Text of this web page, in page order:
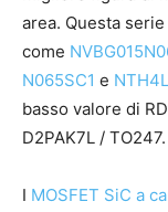
area. Questa
come
N065SC1 e
basso valore di
D2PAK7L / TO247.
I MOSFET SiC a